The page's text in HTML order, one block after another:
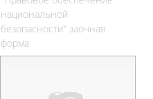
национальной
безопасности" заочная
форма